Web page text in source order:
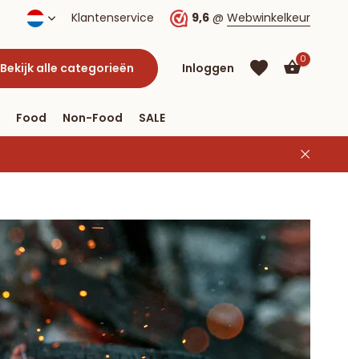
Klantenservice 9,6 @ Webwinkelkeur
Bekijk alle categorieën Inloggen
Account
aanmaken
aanmaken
0
Food Non-Food SALE